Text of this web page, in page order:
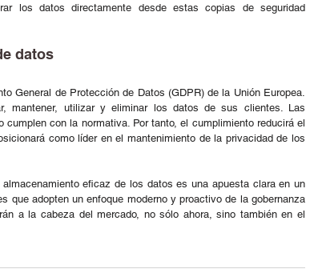
los datos directamente desde estas copias de seguridad
datos
General de Protección de Datos (GDPR) de la Unión Europea.
mantener, utilizar y eliminar los datos de sus clientes. Las
con la normativa. Por tanto, el cumplimiento reducirá el
como líder en el mantenimiento de la privacidad de los
eficaz de los datos es una apuesta clara en un
que adopten un enfoque moderno y proactivo de la gobernanza
a la cabeza del mercado, no sólo ahora, sino también en el